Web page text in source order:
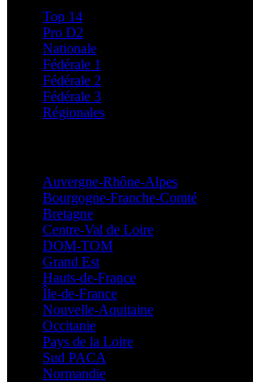
Top 14
Pro D2
Nationale
Fédérale 1
Fédérale 2
Fédérale 3
Régionales
Auvergne-Rhône-Alpes
Bourgogne-Franche-Comté
Bretagne
Centre-Val de Loire
DOM-TOM
Grand Est
Hauts-de-France
Île-de-France
Nouvelle-Aquitaine
Occitanie
Pays de la Loire
Sud PACA
Normandie